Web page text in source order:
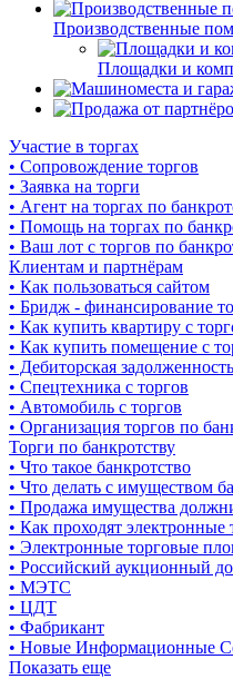
Производственные
Площадки и
Участие в торгах
• Сопровождение торгов
• Заявка на торги
• Агент на торгах по
• Помощь на торгах по
• Ваш лот с торгов по
Клиентам и партнёрам
• Как пользоваться сайтом
• Бридж - финансирование
• Как купить квартиру с
• Как купить помещение с
• Дебиторская задолженность
• Спецтехника с торгов
• Автомобиль с торгов
• Организация торгов по
Торги по банкротству
• Что такое банкротство
• Что делать с имуществом
• Продажа имущества
• Как проходят электронные
• Электронные торговые
• Российский аукционный
• МЭТС
• ЦДТ
• Фабрикант
• Новые Информационные
Показать еще